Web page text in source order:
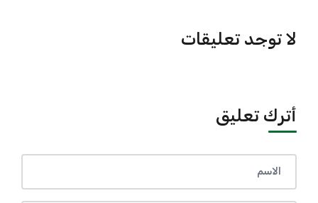
لا توجد تعليقات
أترك تعليق